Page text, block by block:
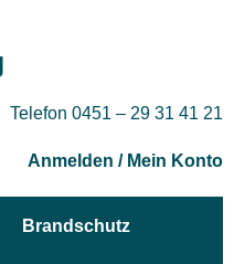
Telefon 0451 – 29 31 41 21
Anmelden / Mein Konto
Brandschutz